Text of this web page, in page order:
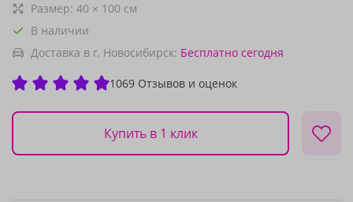
Размер: 40 × 100 см
В наличии
Доставка в г. Новосибирск: Бесплатно сегодня
1069 Отзывов и оценок
Купить в 1 клик